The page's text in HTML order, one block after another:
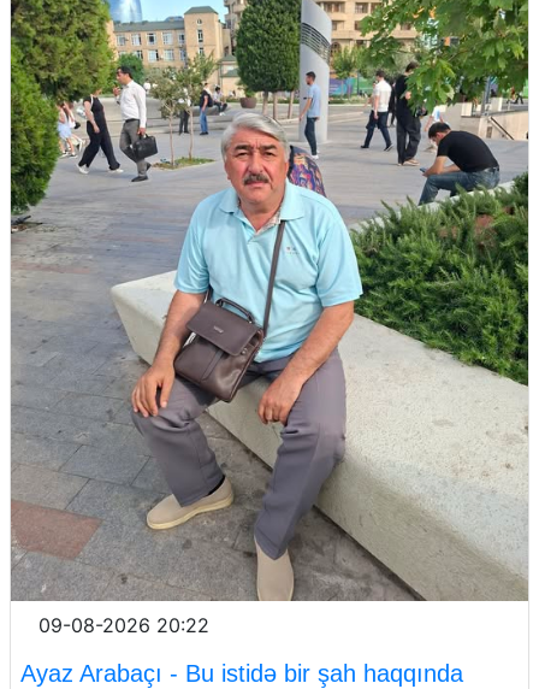
09-08-2026 20:22
Ayaz Arabaçı - Bu istidə bir şah haqqında